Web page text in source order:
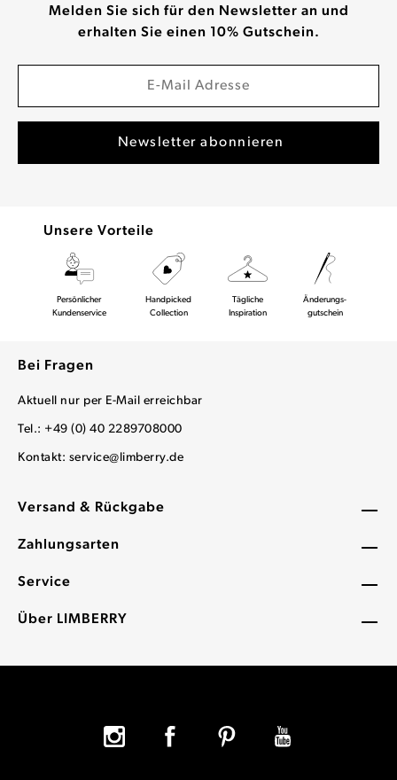
Versand & Rückgabe
Zahlungsarten
Service
Über LIMBERRY
Melden Sie sich für den Newsletter an und
erhalten Sie einen 10% Gutschein.
Unsere Vorteile
Persönlicher
Kundenservice
Handpicked
Collection
Tägliche
Inspiration
Änderungs-
gutschein
Bei Fragen
Aktuell nur per E-Mail erreichbar
Tel.: +49 (0) 40 2289708000
Kontakt: service@limberry.de